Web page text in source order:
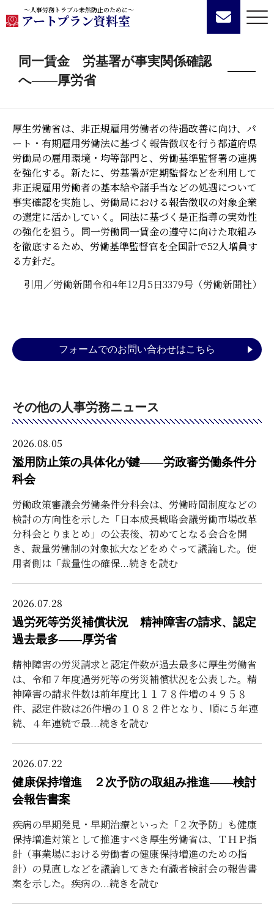
～人事労務トラブル未然防止のために～
アートプラン資料室
同一賃金 労基署が事実関係確認
へ――厚労省
厚生労働省は、非正規雇用労働者の待遇改善に向け、パ
ート・有期雇用労働法に基づく報告徴収を行う都道府県
労働局の雇用環境・均等部門と、労働基準監督署の連携
を強化する。新たに、労基署が定期監督などを利用して
非正規雇用労働者の基本給や諸手当などの処遇について
事実確認を実施し、労働局における報告徴収の対象企業
の選定に活かしていく。同法に基づく是正指導の実効性
の強化を狙う。同一労働同一賃金の遵守に向けた取組み
を徹底するため、労働基準監督官を全国計で52人増員す
る方針だ。
引用／労働新聞令和4年12月5日3379号（労働新聞社）
フォームでのお問い合わせはこちら
その他の人事労務ニュース
2026.08.05
濫用防止策の具体化が鍵――労政審労働条件分
科会
労働政策審議会労働条件分科会は、労働時間制度などの
検討の方向性を示した「日本成長戦略会議労働市場改革
分科会とりまとめ」の公表後、初めてとなる会合を開
き、裁量労働制の対象拡大などをめぐって議論した。使
用者側は「裁量性の確保...続きを読む
2026.07.28
過労死等労災補償状況 精神障害の請求、認定
過去最多――厚労省
精神障害の労災請求と認定件数が過去最多に――厚生労働省
は、令和７年度過労死等の労災補償状況を公表した。精
神障害の請求件数は前年度比１１７８件増の４９５８
件、認定件数は26件増の１０８２件となり、順に５年連
続、４年連続で最...続きを読む
2026.07.22
健康保持増進 ２次予防の取組み推進――検討
会報告書案
疾病の早期発見・早期治療といった「２次予防」も健康
保持増進対策として推進すべき――厚生労働省は、ＴＨＰ指
針（事業場における労働者の健康保持増進のための指
針）の見直しなどを議論してきた有識者検討会の報告書
案を示した。疾病の...続きを読む